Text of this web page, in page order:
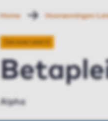
Home Huurwoningen
Gereserveerd
Alpha